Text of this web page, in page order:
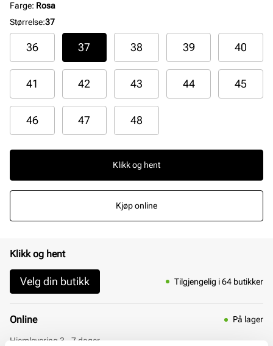
Farge: Rosa
Størrelse:37
36 37 38 39 40
41 42 43 44 45
46 47 48
Klikk og hent
Kjøp online
Klikk og hent
Velg din butikk Tilgjengelig i 64 butikker
Online På lager
Hjemlevering 3 - 7 dager